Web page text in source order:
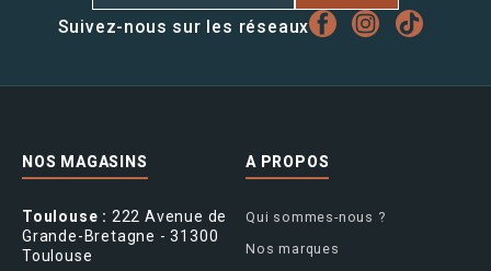
Suivez-nous sur les réseaux
NOS MAGASINS
Toulouse : 222 Avenue de
Grande-Bretagne - 31300
Toulouse
A PROPOS
Qui sommes-nous ?
Nos marques